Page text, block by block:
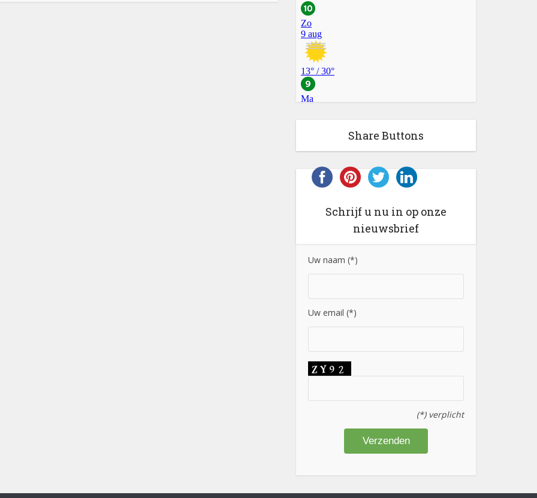
Share Buttons
Schrijf u nu in op onze
nieuwsbrief
Uw naam (*)
Uw email (*)
(*) verplicht